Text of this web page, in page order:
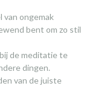
van ongemak
bent om zo stil
de meditatie te
dingen.
van de juiste